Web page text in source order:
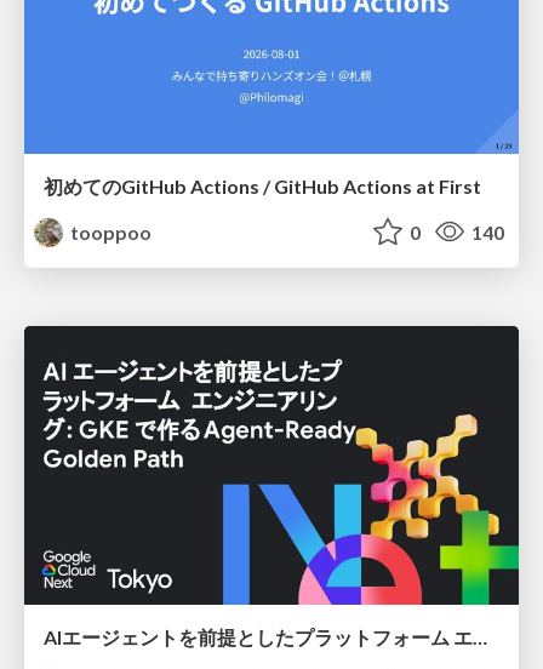
初めてのGitHub Actions / GitHub Actions at First
tooppoo
0 140
AIエージェントを前提としたプラットフォーム エンジニアリング：GKEで作るAgent-Ready Golden Path